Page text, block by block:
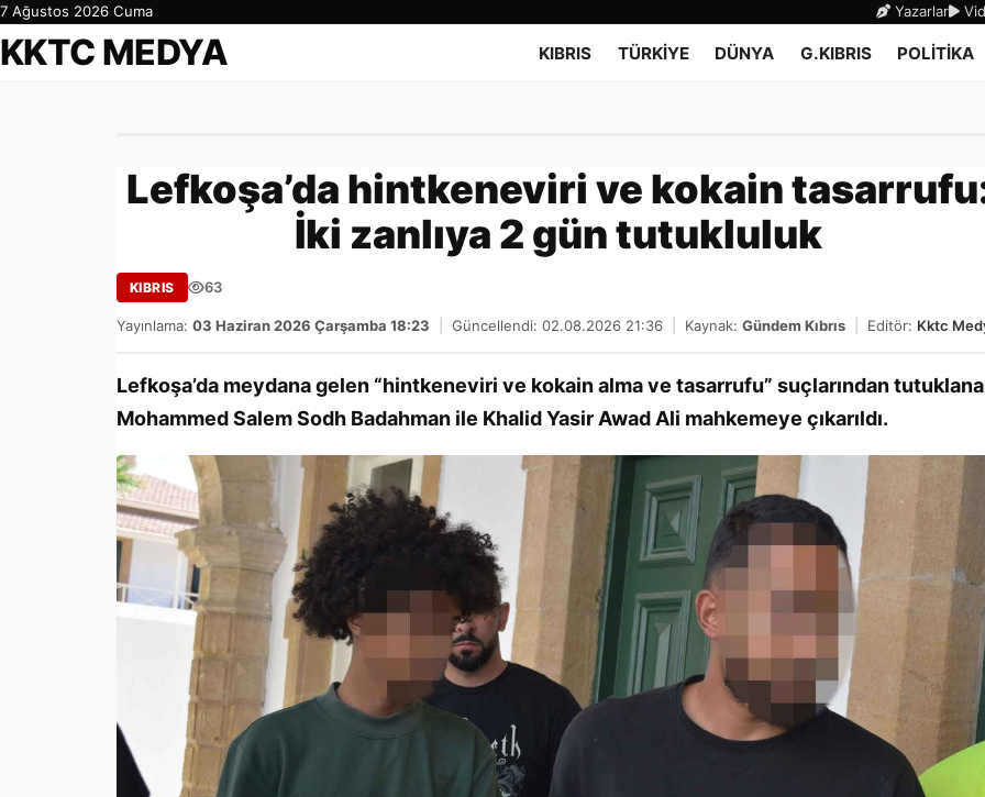
7 Ağustos 2026 Cuma Yazarlar
KKTC MEDYA KIBRIS TÜRKİYE DÜNYA G.KIBRIS POLİTİKA
Lefkoşa’da hintkeneviri ve kokain
İki zanlıya 2 gün tutukluluk
KIBRIS 63
Yayınlama: 03 Haziran 2026 Çarşamba 18:23 Güncellendi: 02.08.2026 21:36 Kaynak: Gündem Kıbrıs Editör: Kktc
Lefkoşa’da meydana gelen “hintkeneviri ve kokain alma ve tasarrufu” suçlarından
Mohammed Salem Sodh Badahman ile Khalid Yasir Awad Ali mahkemeye çıkarıldı.